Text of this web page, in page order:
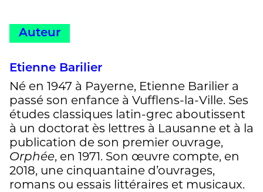
Auteur
Etienne Barilier
Né en 1947 à Payerne, Etienne Barilier a
passé son enfance à Vufflens-la-Ville. Ses
études classiques latin-grec aboutissent
à un doctorat ès lettres à Lausanne et à la
publication de son premier ouvrage,
Orphée, en 1971. Son œuvre compte, en
2018, une cinquantaine d’ouvrages,
romans ou essais littéraires et musicaux.